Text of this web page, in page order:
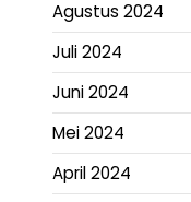
Agustus 2024
Juli 2024
Juni 2024
Mei 2024
April 2024